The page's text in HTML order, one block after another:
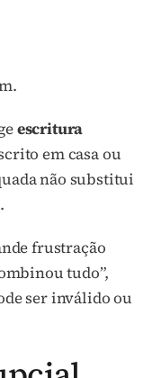
escritura
em casa ou
não substitui
frustração
tudo”,
ser inválido ou